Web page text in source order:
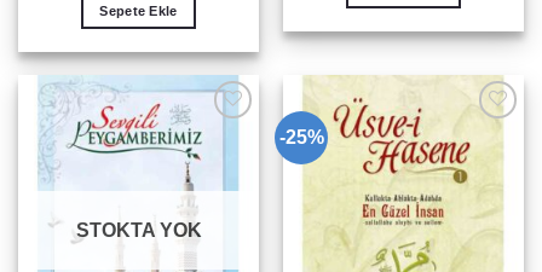
Sepete Ekle
Add to
wishlist
STOKTA YOK
-25%
wishlist